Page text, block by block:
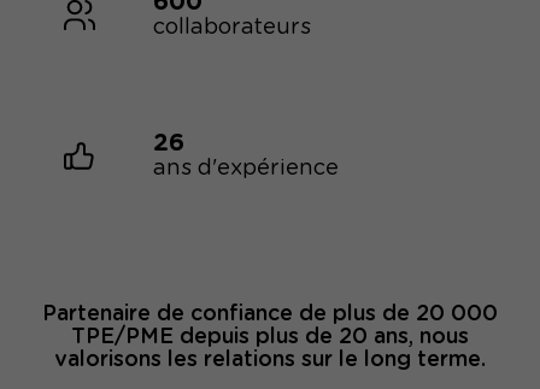
collaborateurs
26
ans d'expérience
Partenaire de confiance de plus de 20 000
TPE/PME depuis plus de 20 ans, nous
valorisons les relations sur le long terme.